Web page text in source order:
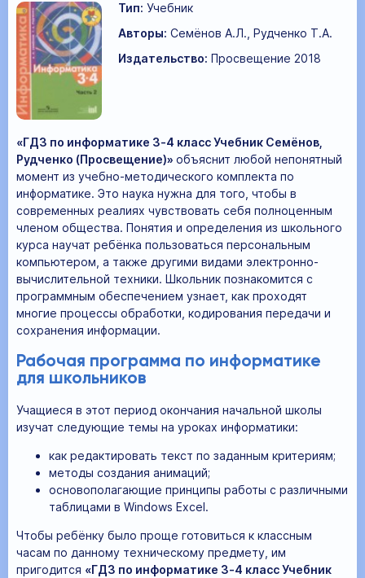
Тип: Учебник
Авторы: Семёнов А.Л., Рудченко Т.А.
Издательство: Просвещение 2018
«ГДЗ по информатике 3‐4 класс Учебник Семёнов,
Рудченко (Просвещение)» объяснит любой непонятный
момент из учебно-методического комплекта по
информатике. Это наука нужна для того, чтобы в
современных реалиях чувствовать себя полноценным
членом общества. Понятия и определения из школьного
курса научат ребёнка пользоваться персональным
компьютером, а также другими видами электронно-
вычислительной техники. Школьник познакомится с
программным обеспечением узнает, как проходят
многие процессы обработки, кодирования передачи и
сохранения информации.
Рабочая программа по информатике
для школьников
Учащиеся в этот период окончания начальной школы
изучат следующие темы на уроках информатики:
как редактировать текст по заданным критериям;
методы создания анимаций;
основополагающие принципы работы с различными
таблицами в Windows Excel.
Чтобы ребёнку было проще готовиться к классным
часам по данному техническому предмету, им
пригодится «ГДЗ по информатике 3‐4 класс Учебник